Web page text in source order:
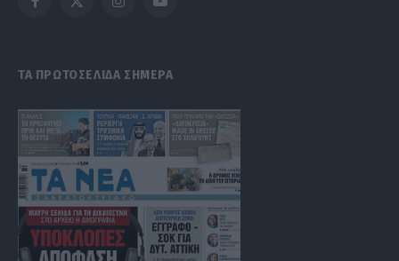
Facebook
X
InstagramYouTube
ΤΑ ΠΡΩΤΟΣΕΛΙΔΑ ΣΗΜΕΡΑ